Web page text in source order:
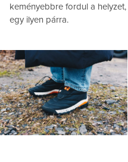
keményebbre fordul a
egy ilyen párra.